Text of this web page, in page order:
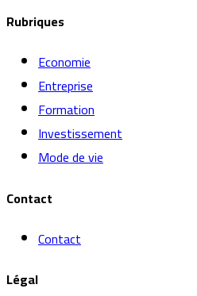
Rubriques
Economie
Entreprise
Formation
Investissement
Mode de vie
Contact
Contact
Légal